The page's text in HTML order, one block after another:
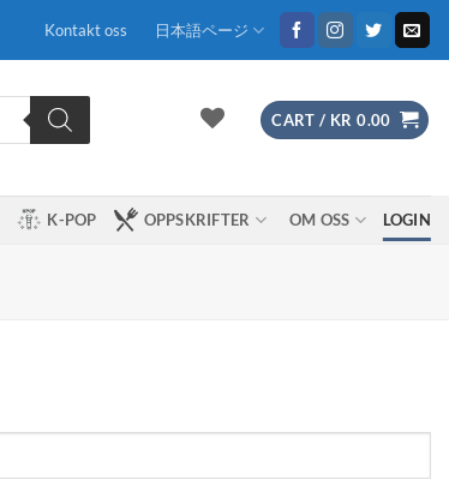
Kontakt oss 日本語ページ
CART / KR 0.00
K-POP OPPSKRIFTER OM OSS LOGIN